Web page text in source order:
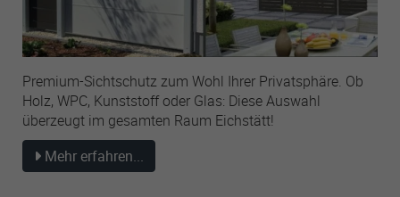
Premium-Sichtschutz zum Wohl Ihrer Privatsphäre. Ob
Holz, WPC, Kunststoff oder Glas: Diese Auswahl
überzeugt im gesamten Raum Eichstätt!
Mehr erfahren...